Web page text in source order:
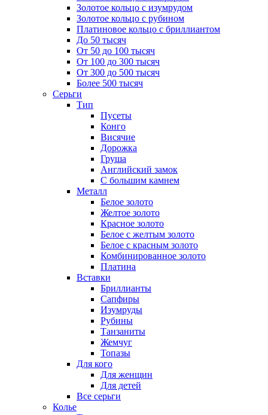
Золотое кольцо с изумрудом
Золотое кольцо с рубином
Платиновое кольцо с бриллиантом
До 50 тысяч
От 50 до 100 тысяч
От 100 до 300 тысяч
От 300 до 500 тысяч
Более 500 тысяч
Серьги
Тип
Пусеты
Конго
Висячие
Дорожка
Груша
Английский замок
С большим камнем
Металл
Белое золото
Желтое золото
Красное золото
Белое с желтым золото
Белое с красным золото
Комбинированное золото
Платина
Вставки
Бриллианты
Сапфиры
Изумруды
Рубины
Танзаниты
Жемчуг
Топазы
Для кого
Для женщин
Для детей
Все серьги
Колье